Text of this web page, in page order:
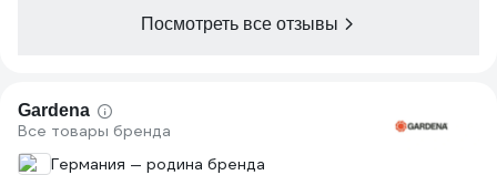
Посмотреть все отзывы
Gardena
Все товары бренда
Германия — родина бренда